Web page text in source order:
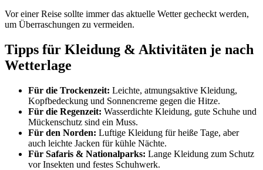
Vor einer Reise sollte immer das aktuelle Wetter gecheckt werden,
um Überraschungen zu vermeiden.
Tipps für Kleidung & Aktivitäten je nach
Wetterlage
Für die Trockenzeit: Leichte, atmungsaktive Kleidung,
Kopfbedeckung und Sonnencreme gegen die Hitze.
Für die Regenzeit: Wasserdichte Kleidung, gute Schuhe und
Mückenschutz sind ein Muss.
Für den Norden: Luftige Kleidung für heiße Tage, aber
auch leichte Jacken für kühle Nächte.
Für Safaris & Nationalparks: Lange Kleidung zum Schutz
vor Insekten und festes Schuhwerk.